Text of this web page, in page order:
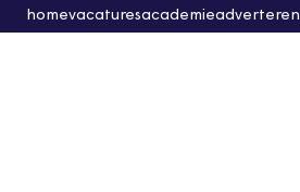
homevacaturesacademieadverteren